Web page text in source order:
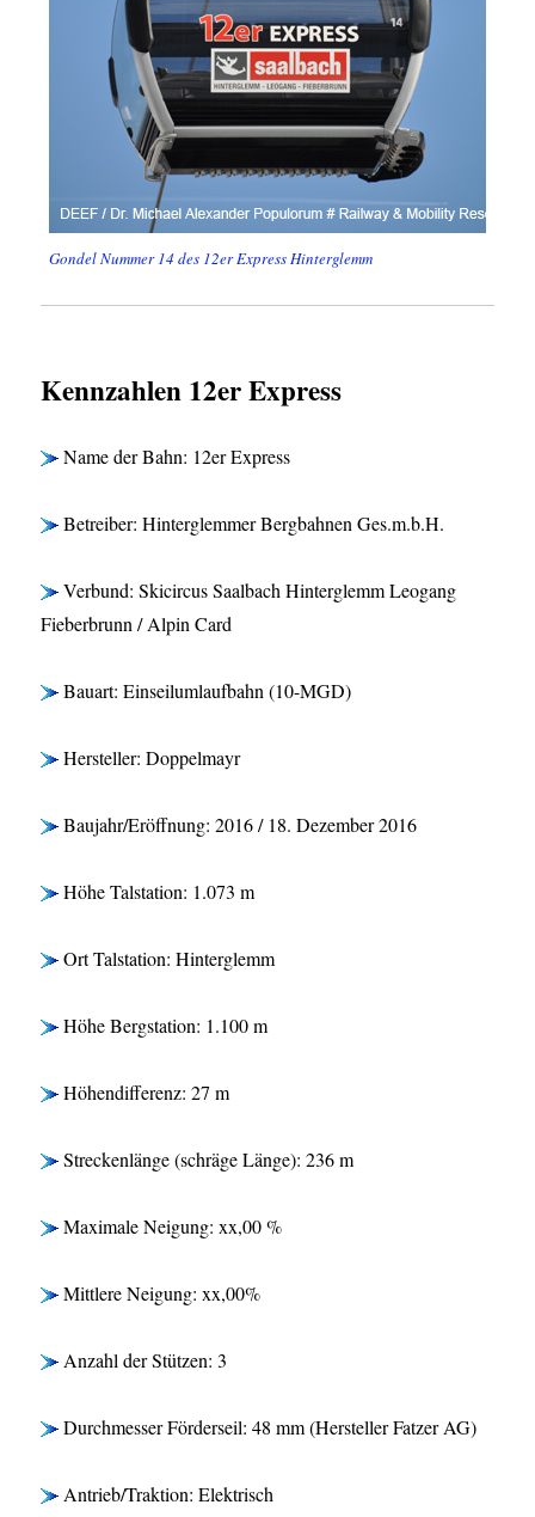
Gondel Nummer 14 des 12er Express Hinterglemm
Kennzahlen 12er Express
Name der Bahn: 12er Express
Betreiber: Hinterglemmer Bergbahnen Ges.m.b.H.
Verbund: Skicircus Saalbach Hinterglemm Leogang
Fieberbrunn / Alpin Card
Bauart: Einseilumlaufbahn (10-MGD)
Hersteller: Doppelmayr
Baujahr/Eröffnung: 2016 / 18. Dezember 2016
Höhe Talstation: 1.073 m
Ort Talstation: Hinterglemm
Höhe Bergstation: 1.100 m
Höhendifferenz: 27 m
Streckenlänge (schräge Länge): 236 m
Maximale Neigung: xx,00 %
Mittlere Neigung: xx,00%
Anzahl der Stützen: 3
Durchmesser Förderseil: 48 mm (Hersteller Fatzer AG)
Antrieb/Traktion: Elektrisch